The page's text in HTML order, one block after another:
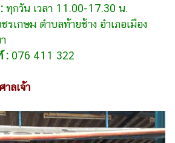
ทุกวัน เวลา 11.00-17.30 น.
รเกษม ตำบลท้ายช้าง อำเภอเมือง
: 076 411 322
ลเจ้า